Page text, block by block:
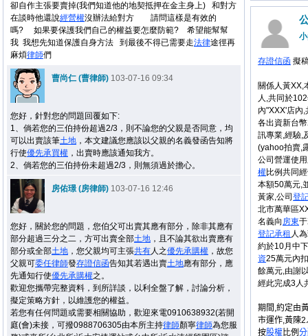
卻自作主張要賣掉(我們知道他的地契抵押在金主身上) 和對方
在談時他還說經營權沒辦法給對方 請問這樣是有效的
嗎? 如果要保護我們自己的權益要怎麼防範? 希望能幫幫
我 我想先知道保護自身方法 到最後不得已需要走法律途徑再
麻煩律師們
曹尚仁 (曹律師) 103-07-16 09:34
您好，針對您的問題回覆如下:
1、倘若您的三伯持份超過2/3，則不論您的父親是否同意，均
可以出賣該筆土地 ，本文建議您應該以父親的名義發函告知將
行使優先承買權 ，出賣時應該通知我方。
2、倘若您的三伯持份未超過2/3，則無須過於擔心。
房佑璟 (房律師) 103-07-16 12:46
您好，關於您的問題，您伯父可出賣其應有部分，除非其應有
部分超過三分之二，方可出賣全部土地 ，且不論其欲出賣應有
部分或全部土地 ，您父親均可主張共有人之優先承購權 ，故您
父親可委任律師發存證信函告知其若遇出賣土地應有部分，應
先通知行使優先承購權之。
歡迎您攜帶完整資料，到所詳談，以利全盤了解，討論分析，
擬定策略方針，以維護您的權益。
若您有任何問題或需要相關協助，歡迎來電0910638932(若開
庭(會)未接，可撥0988706305由本所主持律師顏寧律師為您服
存證信函 擬
關係人黃XX,
人,共同於
內"XXX'店內,
各出資新台
訊專業,經驗,
(yahoo拍賣,
公司營運使
權比例共同
本額50萬元,
黃家,公司 登
北市萬華區
名義向 房東
登記承租 人
約於10月中
資25萬元內
餘萬元,由謝
經此完成3人
期間,約定由
市運作,黃陳
按股權比例